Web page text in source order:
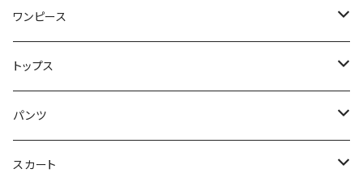
ワンピース
ミニ/ショート
ミディアム/ミモレ
ロング/マキシ
トップス
Tシャツ/カットソー
タンクトップ/キャミソール
パンツ
ショート丈
スカート